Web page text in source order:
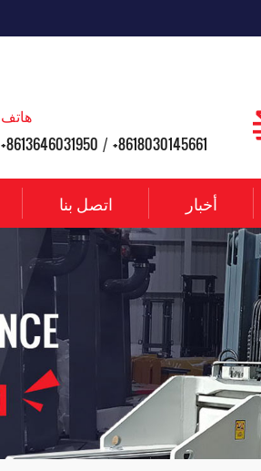
هاتف
+8613646031950 / +8618030145661
اتصل بنا أخبار